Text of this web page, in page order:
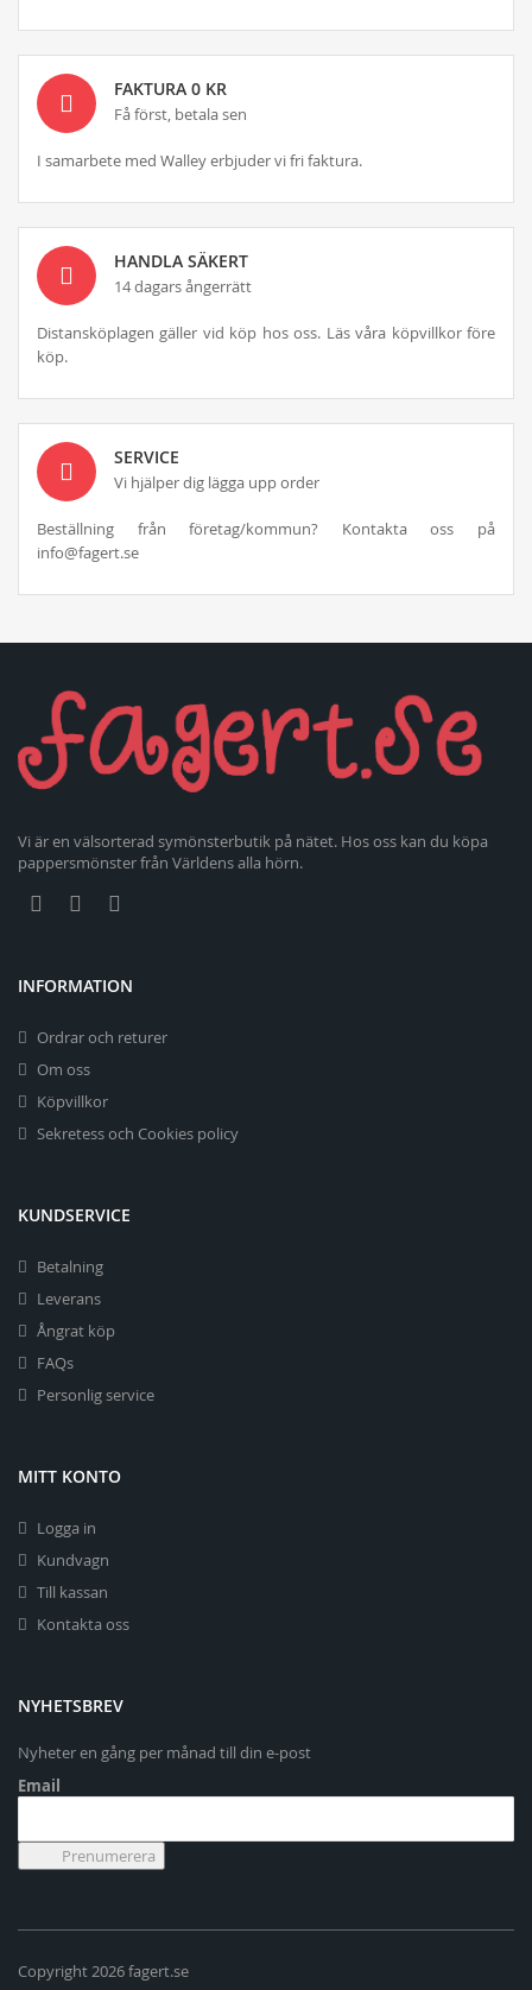
FAKTURA 0 KR
Få först, betala sen
I samarbete med Walley erbjuder vi fri faktura.
HANDLA SÄKERT
14 dagars ångerrätt
Distansköplagen gäller vid köp hos oss. Läs våra köpvillkor före
köp.
SERVICE
Vi hjälper dig lägga upp order
Beställning från företag/kommun? Kontakta oss på
info@fagert.se
Vi är en välsorterad symönsterbutik på nätet. Hos oss kan du köpa
pappersmönster från Världens alla hörn.
INFORMATION
Ordrar och returer
Om oss
Köpvillkor
Sekretess och Cookies policy
KUNDSERVICE
Betalning
Leverans
Ångrat köp
FAQs
Personlig service
MITT KONTO
Logga in
Kundvagn
Till kassan
Kontakta oss
NYHETSBREV
Nyheter en gång per månad till din e-post
Email
Copyright 2026 fagert.se